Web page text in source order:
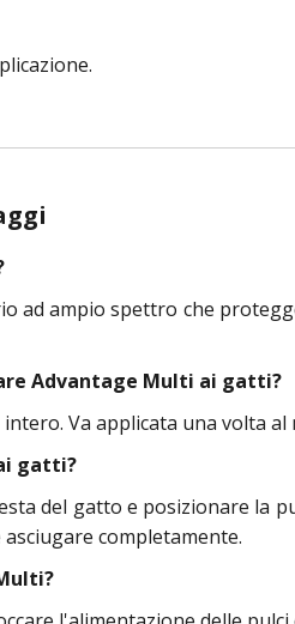
ad ampio spettro che
Advantage Multi ai gatti?
Va applicata una volta
gatti?
del gatto e posizionare la
completamente.